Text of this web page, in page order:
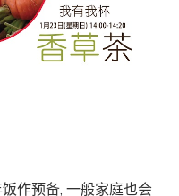
作预备, 一般家庭也会